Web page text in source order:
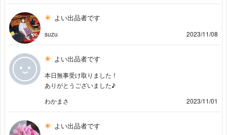
よい出品者です
suzu 2023/11/08
よい出品者です
本日無事受け取りました！
ありがとうございました♪
わかまさ
2023/11/01
よい出品者です